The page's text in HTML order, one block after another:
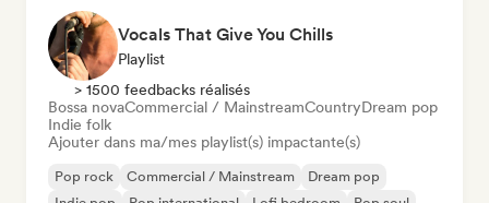
Vocals That Give You Chills
Playlist
> 1500 feedbacks réalisés
Bossa novaCommercial / MainstreamCountryDream pop
Indie folk
Ajouter dans ma/mes playlist(s) impactante(s)
Pop rock Commercial / Mainstream
Dream pop